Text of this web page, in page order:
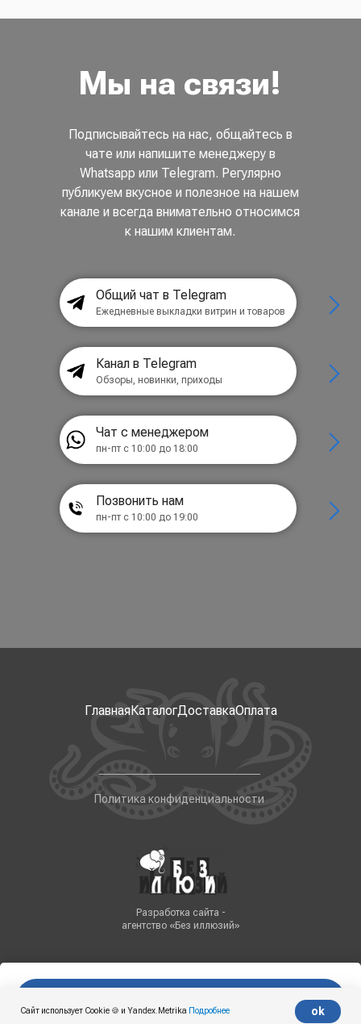
Сайт использует Cookie 🍪 и Yandex.Metrika Подробнее ok
Мы на связи!
Подписывайтесь на нас, общайтесь в
чате или напишите менеджеру в
Whatsapp или Telegram. Регулярно
публикуем вкусное и полезное на нашем
канале и всегда внимательно относимся
к нашим клиентам.
Общий чат в Telegram
Ежедневные выкладки витрин и товаров
Канал в Telegram
Обзоры, новинки, приходы
Чат с менеджером
пн-пт с 10:00 до 18:00
Позвонить нам
пн-пт с 10:00 до 19:00
ГлавнаяКаталогДоставкаОплата
Политика конфиденциальности
Разработка сайта -
агентство «Без иллюзий»
Made on Tilda